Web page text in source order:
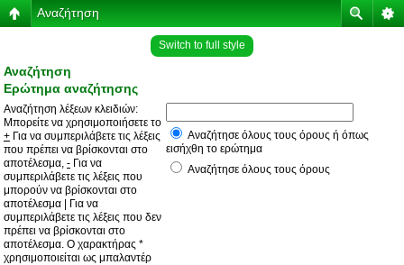
Αναζήτηση
Switch to full style
Αναζήτηση
Ερώτημα αναζήτησης
Αναζήτηση λέξεων κλειδιών:
Μπορείτε να χρησιμοποιήσετε το
+ Για να συμπεριλάβετε τις λέξεις
που πρέπει να βρίσκονται στο
αποτέλεσμα, - Για να
συμπεριλάβετε τις λέξεις που
μπορούν να βρίσκονται στο
αποτέλεσμα
Για να
συμπεριλάβετε τις λέξεις που δεν
πρέπει να βρίσκονται στο
αποτέλεσμα. Ο χαρακτήρας *
χρησιμοποιείται ως μπαλαντέρ
Αναζήτησε όλους τους όρους ή όπως
εισήχθη το ερώτημα
Αναζήτησε όλους τους όρους